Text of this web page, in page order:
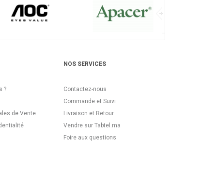
?
de Vente
NOS SERVICES
Contactez-nous
Commande et Suivi
Livraison et Retour
Vendre sur Tabtel.ma
Foire aux questions